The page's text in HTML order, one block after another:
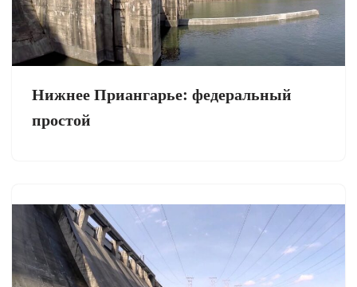
Нижнее Приангарье: федеральный
простой